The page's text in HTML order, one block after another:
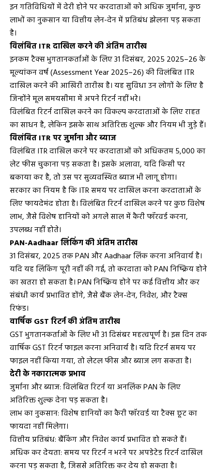
इन गतिविधियों में देरी होने पर करदाताओं को अधिक जुर्माना, कुछ
लाभों का नुकसान या वित्तीय लेन-देन में प्रतिबंध झेलना पड़ सकता
है।
विलंबित ITR दाखिल करने की अंतिम तारीख
इनकम टैक्स भुगतानकर्ताओं के लिए 31 दिसंबर, 2025 2025–26 के
मूल्यांकन वर्ष (Assessment Year 2025–26) की विलंबित ITR
दाखिल करने की आखिरी तारीख है। यह सुविधा उन लोगों के लिए है
जिन्होंने मूल समयसीमा में अपने रिटर्न नहीं भरे।
विलंबित रिटर्न दाखिल करने का विकल्प करदाताओं के लिए राहत
का साधन है, लेकिन इसके साथ अतिरिक्त शुल्क और नियम भी जुड़े हैं।
विलंबित ITR पर जुर्माना और ब्याज
विलंबित ITR दाखिल करने पर करदाताओं को अधिकतम ₹5,000 का
लेट फीस चुकाना पड़ सकता है। इसके अलावा, यदि किसी पर
बकाया कर है, तो उस पर सुव्यवस्थित ब्याज भी लागू होगा।
सरकार का नियम है कि ITR समय पर दाखिल करना करदाताओं के
लिए फायदेमंद होता है। विलंबित रिटर्न दाखिल करने पर कुछ विशेष
लाभ, जैसे विशेष हानियों को अगले साल में कैरी फॉरवर्ड करना,
उपलब्ध नहीं होते।
PAN-Aadhaar लिंकिंग की अंतिम तारीख
31 दिसंबर, 2025 तक PAN और Aadhaar लिंक करना अनिवार्य है।
यदि यह लिंकिंग पूरी नहीं की गई, तो करदाता को PAN निष्क्रिय होने
का खतरा हो सकता है। PAN निष्क्रिय होने पर कई वित्तीय और कर
संबंधी कार्य प्रभावित होंगे, जैसे बैंक लेन-देन, निवेश, और टैक्स
रिफंड।
वार्षिक GST रिटर्न की अंतिम तारीख
GST भुगतानकर्ताओं के लिए भी 31 दिसंबर महत्वपूर्ण है। इस दिन तक
वार्षिक GST रिटर्न फाइल करना अनिवार्य है। यदि रिटर्न समय पर
फाइल नहीं किया गया, तो लेटल फीस और ब्याज लग सकता है।
देरी के नकारात्मक प्रभाव
जुर्माना और ब्याज: विलंबित रिटर्न या अनलिंक PAN के लिए
अतिरिक्त शुल्क देना पड़ सकता है।
लाभ का नुकसान: विशेष हानियों का कैरी फॉरवर्ड या टैक्स छूट का
फायदा नहीं मिलेगा।
वित्तीय प्रतिबंध: बैंकिंग और निवेश कार्य प्रभावित हो सकते हैं।
अधिक कर देयता: समय पर रिटर्न न भरने पर अपडेटेड रिटर्न दाखिल
करना पड़ सकता है, जिससे अतिरिक्त कर देय हो सकता है।